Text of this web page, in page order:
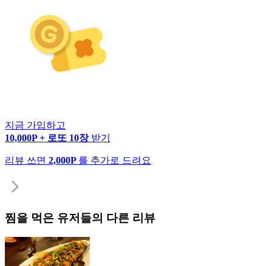
지금 가입하고
10,000P + 로또 10장 받기
리뷰 쓰면 2,000P 를 추가로 드려요
찜을 먹은 유저들의 다른 리뷰